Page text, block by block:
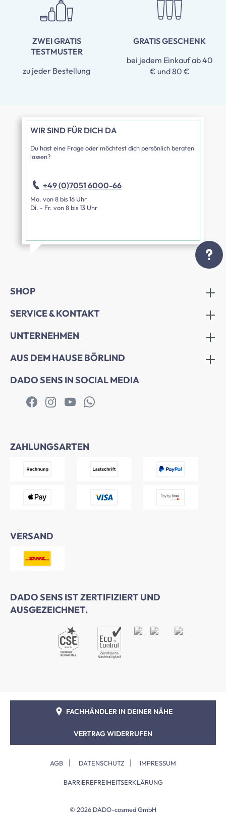
ZWEI GRATIS
TESTMUSTER
zu jeder Bestellung
GRATIS GESCHENK
bei jedem Einkauf ab 40
€ und 80 €
WIR SIND FÜR DICH DA
Du hast eine Frage oder möchtest dich persönlich beraten
lassen?
+49 (0)7051 6000-66
Mo. von 8 bis 16 Uhr
Di. - Fr. von 8 bis 13 Uhr
SHOP
SERVICE & KONTAKT
UNTERNEHMEN
AUS DEM HAUSE BÖRLIND
DADO SENS IN SOCIAL MEDIA
ZAHLUNGSARTEN
VERSAND
DADO SENS IST ZERTIFIZIERT UND
AUSGEZEICHNET.
FACHHÄNDLER IN DEINER NÄHE
VERTRAG WIDERRUFEN
AGB | DATENSCHUTZ | IMPRESSUM
BARRIEREFREIHEITSERKLÄRUNG
© 2026 DADO-cosmed GmbH